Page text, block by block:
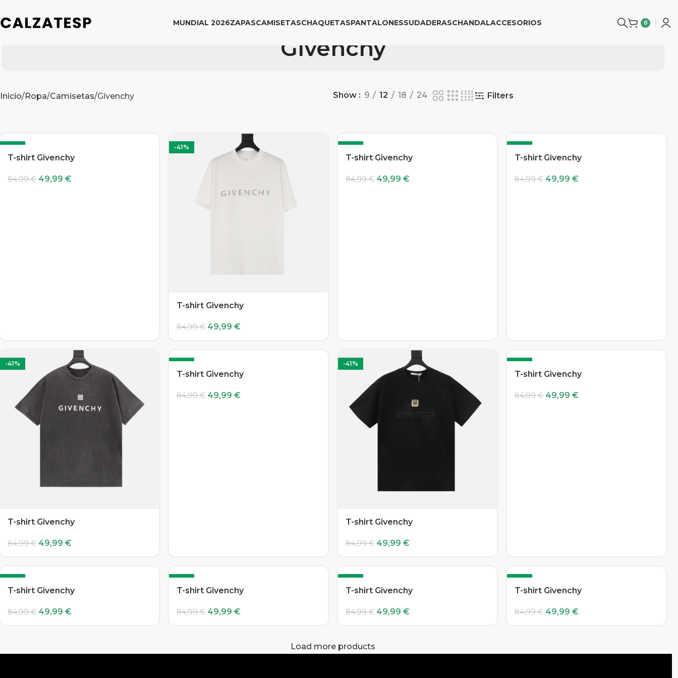
MUNDIAL 2026ZAPASCAMISETASCHAQUETASPANTALONESSUDADERASCHANDALACCESORIOS 0
Givenchy
Inicio Ropa Camisetas Givenchy Show 9 12 18 24 Filters
-41%
T-shirt Givenchy
84,99€ 49,99 €
-41%
T-shirt Givenchy
84,99€ 49,99 €
-41%
T-shirt Givenchy
84,99€ 49,99 €
-41%
T-shirt Givenchy
84,99€ 49,99 €
-41%
T-shirt Givenchy
84,99€ 49,99 €
-41%
T-shirt Givenchy
84,99€ 49,99 €
-41%
T-shirt Givenchy
84,99€ 49,99 €
-41%
T-shirt Givenchy
84,99€ 49,99 €
-41%
T-shirt Givenchy
84,99€ 49,99 €
-41%
T-shirt Givenchy
84,99€ 49,99 €
-41%
T-shirt Givenchy
84,99€ 49,99 €
-41%
T-shirt Givenchy
84,99€ 49,99 €
Load more products